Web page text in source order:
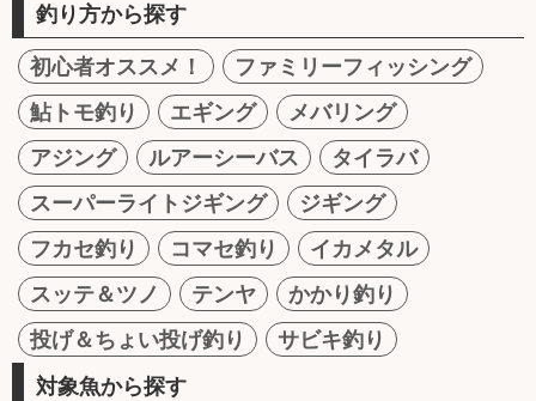
釣り方から探す
初心者オススメ！
ファミリーフィッシング
鮎トモ釣り
エギング
メバリング
アジング
ルアーシーバス
タイラバ
スーパーライトジギング
ジギング
フカセ釣り
コマセ釣り
イカメタル
スッテ＆ツノ
テンヤ
かかり釣り
投げ＆ちょい投げ釣り
サビキ釣り
対象魚から探す